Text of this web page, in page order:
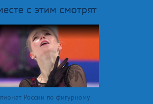
с этим смотрят
России по фигурному